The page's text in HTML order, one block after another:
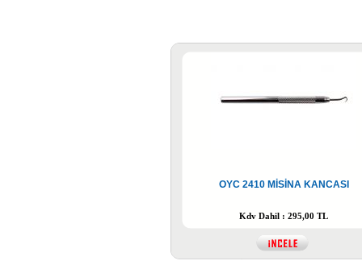
OYC 2410 MİSİNA KANCASI
Kdv Dahil : 295,00 TL